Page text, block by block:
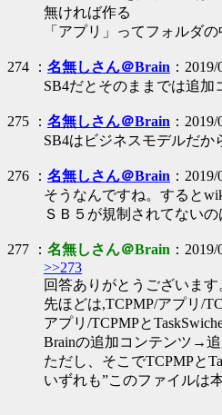
無ければ作る
「アプリ」ってフォルダ
274 ： 名無しさん＠Brain ：
SB4だとそのままでは追
275 ： 名無しさん＠Brain ：
SB4はビジネスモデルだか
276 ： 名無しさん＠Brain ：
そうなんですね。すると
ＳＢ５が規制されてない
277 ： 名無しさん＠Brain ：
>>273
回答ありがとうございます
先ほどは,TCPMP/アプリ/
アプリ/TCPMPと
Brainの追加コンテンツ→
ただし、そこでTCPMPと
いずれも”このファイルは